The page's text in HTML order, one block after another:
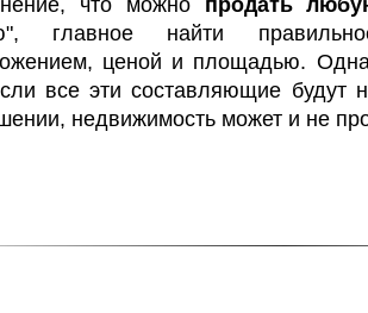
главное найти
ценой и площадью.
все эти составляющие будут
недвижимость может и не